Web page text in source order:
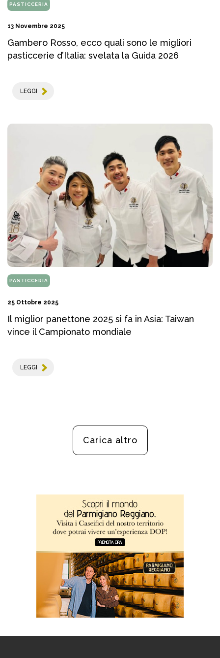
PASTICCERIA
13 Novembre 2025
Gambero Rosso, ecco quali sono le migliori
pasticcerie d’Italia: svelata la Guida 2026
LEGGI
PASTICCERIA
25 Ottobre 2025
Il miglior panettone 2025 si fa in Asia: Taiwan
vince il Campionato mondiale
LEGGI
Carica altro